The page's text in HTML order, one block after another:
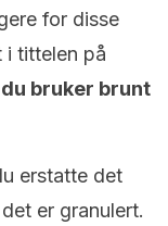
for disse
i tittelen på
bruker brunt
erstatte det
er granulert.